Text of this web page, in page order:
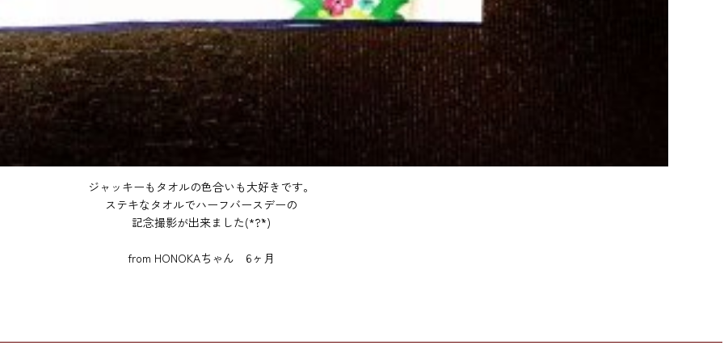
ジャッキーもタオルの色合いも大好きです。
ステキなタオルでハーフバースデーの
記念撮影が出来ました(*´?`*)
from HONOKAちゃん 6ヶ月